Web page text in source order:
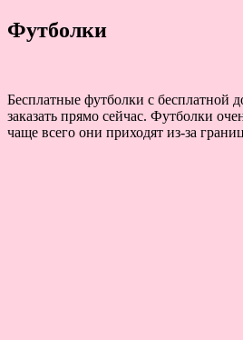
Футболки
Бесплатные футболки с бесплатной
заказать прямо сейчас. Футболки
чаще всего они приходят из-за